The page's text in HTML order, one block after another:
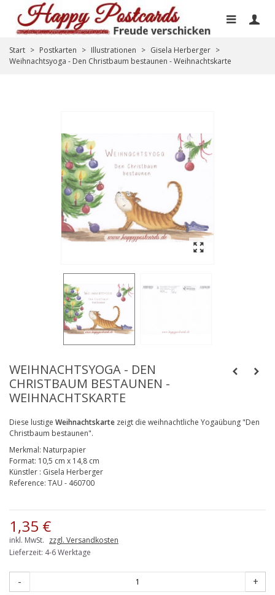
Start > Postkarten > Illustrationen > Gisela Herberger >
Weihnachtsyoga - Den Christbaum bestaunen - Weihnachtskarte
WEIHNACHTSYOGA - DEN
CHRISTBAUM BESTAUNEN -
WEIHNACHTSKARTE
Diese lustige Weihnachtskarte zeigt die weihnachtliche Yogaübung "Den
Christbaum bestaunen".
Merkmal: Naturpapier
Format: 10,5 cm x 14,8 cm
Künstler : Gisela Herberger
Reference: TAU - 460700
1,35 €
inkl. MwSt. zzgl. Versandkosten
Lieferzeit: 4-6 Werktage
- +